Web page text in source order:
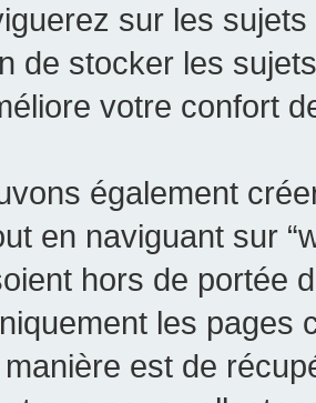
sur les sujets
de stocker les
votre confort
également
en naviguant sur
hors de portée
les pages
est de